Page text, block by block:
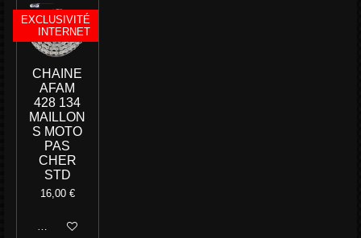
EXCLUSIVITÉ
INTERNET
CHAINE
AFAM
428 134
MAILLON
S MOTO
PAS
CHER
STD
16,00 €
Ajouter au panier